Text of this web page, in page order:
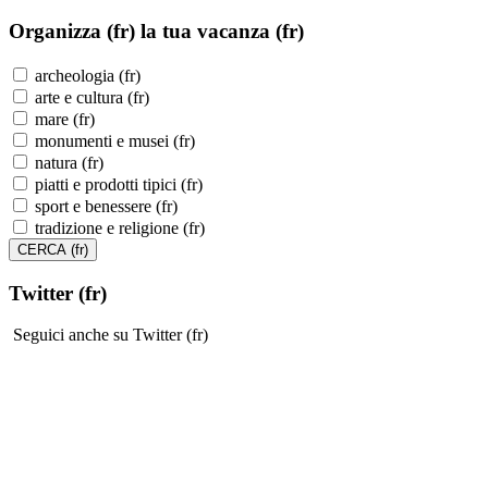
Organizza (fr) la tua vacanza (fr)
archeologia (fr)
arte e cultura (fr)
mare (fr)
monumenti e musei (fr)
natura (fr)
piatti e prodotti tipici (fr)
sport e benessere (fr)
tradizione e religione (fr)
Twitter (fr)
Seguici anche su Twitter (fr)